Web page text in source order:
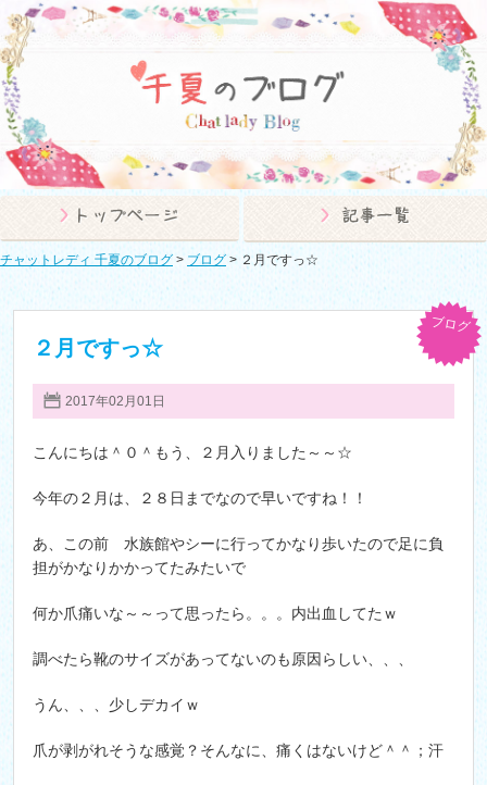
チャットレディ 千夏のブログ > ブログ > ２月ですっ☆
２月ですっ☆
2017年02月01日
ブログ
こんにちは＾０＾もう、２月入りました～～☆
今年の２月は、２８日までなので早いですね！！
あ、この前 水族館やシーに行ってかなり歩いたので足に負
担がかなりかかってたみたいで
何か爪痛いな～～って思ったら。。。内出血してたｗ
調べたら靴のサイズがあってないのも原因らしい、、、
うん、、、少しデカイｗ
爪が剥がれそうな感覚？そんなに、痛くはないけど＾＾；汗